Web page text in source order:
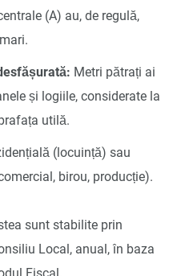
(A) au, de regulă,
Metri pătrați ai
și logiile, considerate la
utilă.
(locuință) sau
birou, producție).
sunt stabilite prin
Local, anual, în baza
Fiscal.